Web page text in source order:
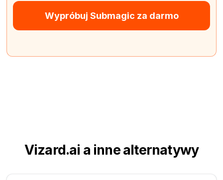
Wypróbuj Submagic za darmo
Vizard.ai a inne alternatywy